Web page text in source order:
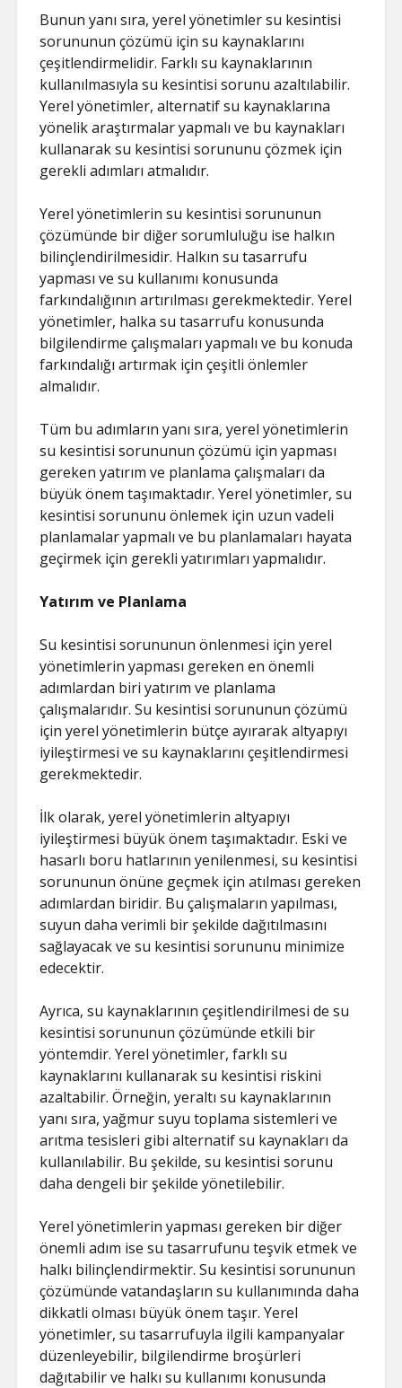
Bunun yanı sıra, yerel yönetimler su kesintisi
sorununun çözümü için su kaynaklarını
çeşitlendirmelidir. Farklı su kaynaklarının
kullanılmasıyla su kesintisi sorunu azaltılabilir.
Yerel yönetimler, alternatif su kaynaklarına
yönelik araştırmalar yapmalı ve bu kaynakları
kullanarak su kesintisi sorununu çözmek için
gerekli adımları atmalıdır.
Yerel yönetimlerin su kesintisi sorununun
çözümünde bir diğer sorumluluğu ise halkın
bilinçlendirilmesidir. Halkın su tasarrufu
yapması ve su kullanımı konusunda
farkındalığının artırılması gerekmektedir. Yerel
yönetimler, halka su tasarrufu konusunda
bilgilendirme çalışmaları yapmalı ve bu konuda
farkındalığı artırmak için çeşitli önlemler
almalıdır.
Tüm bu adımların yanı sıra, yerel yönetimlerin
su kesintisi sorununun çözümü için yapması
gereken yatırım ve planlama çalışmaları da
büyük önem taşımaktadır. Yerel yönetimler, su
kesintisi sorununu önlemek için uzun vadeli
planlamalar yapmalı ve bu planlamaları hayata
geçirmek için gerekli yatırımları yapmalıdır.
Yatırım ve Planlama
Su kesintisi sorununun önlenmesi için yerel
yönetimlerin yapması gereken en önemli
adımlardan biri yatırım ve planlama
çalışmalarıdır. Su kesintisi sorununun çözümü
için yerel yönetimlerin bütçe ayırarak altyapıyı
iyileştirmesi ve su kaynaklarını çeşitlendirmesi
gerekmektedir.
İlk olarak, yerel yönetimlerin altyapıyı
iyileştirmesi büyük önem taşımaktadır. Eski ve
hasarlı boru hatlarının yenilenmesi, su kesintisi
sorununun önüne geçmek için atılması gereken
adımlardan biridir. Bu çalışmaların yapılması,
suyun daha verimli bir şekilde dağıtılmasını
sağlayacak ve su kesintisi sorununu minimize
edecektir.
Ayrıca, su kaynaklarının çeşitlendirilmesi de su
kesintisi sorununun çözümünde etkili bir
yöntemdir. Yerel yönetimler, farklı su
kaynaklarını kullanarak su kesintisi riskini
azaltabilir. Örneğin, yeraltı su kaynaklarının
yanı sıra, yağmur suyu toplama sistemleri ve
arıtma tesisleri gibi alternatif su kaynakları da
kullanılabilir. Bu şekilde, su kesintisi sorunu
daha dengeli bir şekilde yönetilebilir.
Yerel yönetimlerin yapması gereken bir diğer
önemli adım ise su tasarrufunu teşvik etmek ve
halkı bilinçlendirmektir. Su kesintisi sorununun
çözümünde vatandaşların su kullanımında daha
dikkatli olması büyük önem taşır. Yerel
yönetimler, su tasarrufuyla ilgili kampanyalar
düzenleyebilir, bilgilendirme broşürleri
dağıtabilir ve halkı su kullanımı konusunda